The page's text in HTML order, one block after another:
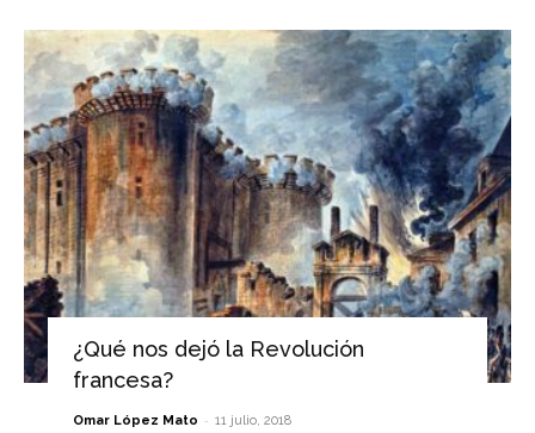
¿Qué nos dejó la Revolución
francesa?
Omar López Mato - 11 julio, 2018